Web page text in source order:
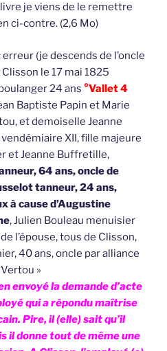
je viens de le remettre
ci-contre. (2,6 Mo)
(je descends de l’oncle
le 17 mai 1825
24 ans °Vallet 4
Baptiste Papin et Marie
et demoiselle Jeanne
XII, fille majeure
et Jeanne Buffretille,
64 ans, oncle de
tanneur, 24 ans,
à cause d’Augustine
, Julien Bouleau menuisier
l’épouse, tous de Clisson,
40 ans, oncle par alliance
»
envoyé la demande d’acte
qui a répondu maîtrise
Pire, il (elle) sait qu’il
il donne tout de même une